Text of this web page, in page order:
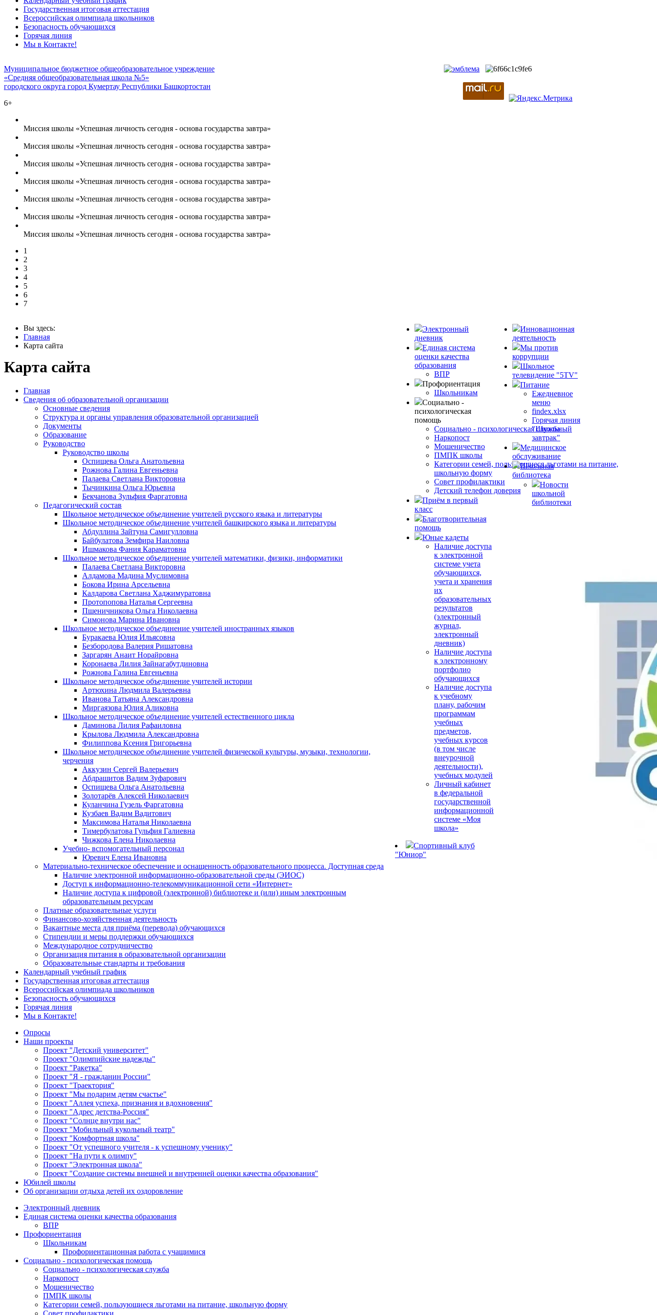
Государственная итоговая аттестация
Всероссийская олимпиада школьников
Безопасность обучающихся
Горячая линия
Мы в Контакте!
Муниципальное бюджетное общеобразовательное учреждение
«Средняя общеобразовательная школа №5»
городского округа город Кумертау Республики Башкортостан
6+
Миссия школы «Успешная личность сегодня - основа государства завтра»
Миссия школы «Успешная личность сегодня - основа государства завтра»
Миссия школы «Успешная личность сегодня - основа государства завтра»
Миссия школы «Успешная личность сегодня - основа государства завтра»
Миссия школы «Успешная личность сегодня - основа государства завтра»
Миссия школы «Успешная личность сегодня - основа государства завтра»
Миссия школы «Успешная личность сегодня - основа государства завтра»
1
2
3
4
5
6
7
Вы здесь:
Главная
Карта сайта
Карта сайта
Главная
Сведения об образовательной организации
Основные сведения
Структура и органы управления образовательной организацией
Документы
Образование
Руководство
Руководство школы
Оспищева Ольга Анатольевна
Рожнова Галина Евгеньевна
Палаева Светлана Викторовна
Тычинкина Ольга Юрьевна
Бекчанова Зульфия Фаргатовна
Педагогический состав
Школьное методическое объединение учителей русского языка и литературы
Школьное методическое объединение учителей башкирского языка и литературы
Абдуллина Зайтуна Самигулловна
Байбулатова Земфира Наиловна
Ишмакова Фания Караматовна
Школьное методическое объединение учителей математики, физики, информатики
Палаева Светлана Викторовна
Алдамова Мадина Муслимовна
Бокова Ирина Арсельевна
Калдарова Светлана Хаджимуратовна
Протопопова Наталья Сергеевна
Пшеничникова Ольга Николаевна
Симонова Марина Ивановна
Школьное методическое объединение учителей иностранных языков
Буракаева Юлия Ильясовна
Безбородова Валерия Ришатовна
Заргарян Анаит Норайровна
Коронаева Лилия Зайнагабутдиновна
Рожнова Галина Евгеньевна
Школьное методическое объединение учителей истории
Артюхина Людмила Валерьевна
Иванова Татьяна Александровна
Миргаязова Юлия Аликовна
Школьное методическое объединение учителей естественного цикла
Даминова Лилия Рафаиловна
Крылова Людмила Александровна
Филиппова Ксения Григорьевна
Школьное методическое объединение учителей физической культуры, музыки, технологии,
черчения
Аккузин Сергей Валерьевич
Абдрашитов Вадим Зуфарович
Оспищева Ольга Анатольевна
Золотарёв Алексей Николаевич
Куланчина Гузель Фаргатовна
Кузбаев Вадим Вадитович
Максимова Наталья Николаевна
Тимербулатова Гульфия Галиевна
Чижкова Елена Николаевна
Учебно- вспомогательный персонал
Юревич Елена Ивановна
Материально-техническое обеспечение и оснащенность образовательного процесса. Доступная среда
Наличие электронной информационно-образовательной среды (ЭИОС)
Доступ к информационно-телекоммуникационной сети «Интернет»
Наличие доступа к цифровой (электронной) библиотеке и (или) иным электронным
образовательным ресурсам
Платные образовательные услуги
Финансово-хозяйственная деятельность
Вакантные места для приёма (перевода) обучающихся
Стипендии и меры поддержки обучающихся
Международное сотрудничество
Организация питания в образовательной организации
Образовательные стандарты и требования
Календарный учебный график
Государственная итоговая аттестация
Всероссийская олимпиада школьников
Безопасность обучающихся
Горячая линия
Мы в Контакте!
Опросы
Наши проекты
Проект "Детский университет"
Проект "Олимпийские надежды"
Проект "Ракетка"
Проект "Я - гражданин России"
Проект "Траектория"
Проект "Мы подарим детям счастье"
Проект "Аллея успеха, признания и вдохновения"
Проект "Адрес детства-Россия"
Проект "Солнце внутри нас"
Проект "Мобильный кукольный театр"
Проект "Комфортная школа"
Проект "От успешного учителя - к успешному ученику"
Проект "На пути к олимпу"
Проект "Электронная школа"
Проект "Создание системы внешней и внутренней оценки качества образования"
Юбилей школы
Об организации отдыха детей их оздоровление
Электронный дневник
Единая система оценки качества образования
ВПР
Профориентация
Школьникам
Профориентационная работа с учащимися
Социально - психологическая помощь
Социально - психологическая служба
Наркопост
Мошеничество
ПМПК школы
Категории семей, пользующиеся льготами на питание, школьную форму
Электронный
дневник
Единая система
оценки качества
образования
ВПР
Профориентация
Школьникам
Социально -
психологическая
помощь
Социально - психологическая служба
Наркопост
Мошеничество
ПМПК школы
Категории семей, пользующиеся льготами на питание,
школьную форму
Совет профилактики
Детский телефон доверия
Приём в первый
класс
Благотворительная
помощь
Юные кадеты
Наличие доступа
к электронной
системе учета
обучающихся,
учета и хранения
их
образовательных
результатов
(электронный
журнал,
электронный
дневник)
Наличие доступа
к электронному
портфолио
обучающихся
Наличие доступа
к учебному
плану, рабочим
программам
учебных
предметов,
учебных курсов
(в том числе
внеурочной
деятельности),
учебных модулей
Личный кабинет
в федеральной
государственной
информационной
системе «Моя
школа»
Спортивный клуб
"Юниор"
Инновационная
деятельность
Мы против
коррупции
Школьное
телевидение "5TV"
Питание
Ежедневное
меню
findex.xlsx
Горячая линия
"Школьный
завтрак"
Медицинское
обслуживание
Школьная
библиотека
Новости
школьной
библиотеки